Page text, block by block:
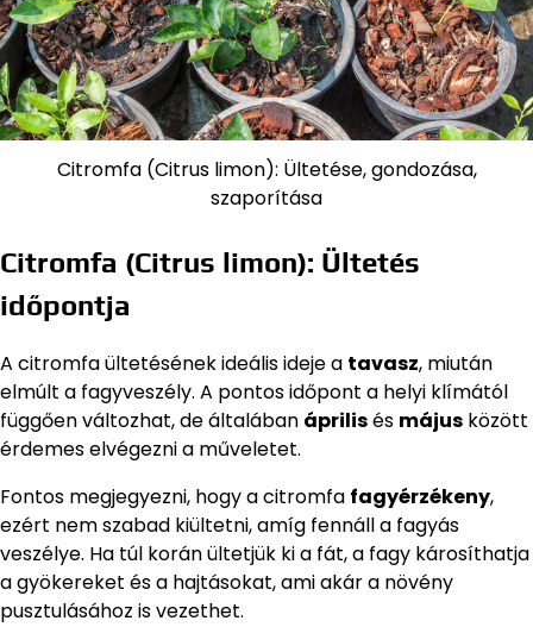
Citromfa (Citrus limon): Ültetése, gondozása,
szaporítása
Citromfa (Citrus limon): Ültetés
időpontja
A citromfa ültetésének ideális ideje a tavasz, miután
elmúlt a fagyveszély. A pontos időpont a helyi klímától
függően változhat, de általában áprilisés május között
érdemes elvégezni a műveletet.
Fontos megjegyezni, hogy a citromfa fagyérzékeny,
ezért nem szabad kiültetni, amíg fennáll a fagyás
veszélye. Ha túl korán ültetjük ki a fát, a fagy károsíthatja
a gyökereket és a hajtásokat, ami akár a növény
pusztulásához is vezethet.